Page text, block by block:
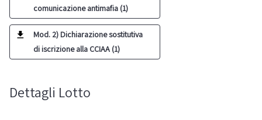
comunicazione antimafia (1)
Mod. 2) Dichiarazione sostitutiva
di iscrizione alla CCIAA (1)
Dettagli Lotto